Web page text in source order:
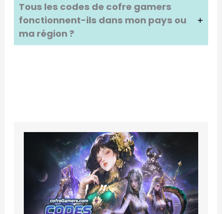
Tous les codes de cofre gamers
fonctionnent-ils dans mon pays ou
ma région ?